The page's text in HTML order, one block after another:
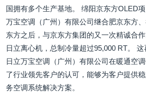
国拥有多个生产基地。 绵阳京东方OLED
万宝空调（广州）有限公司继合肥京东方
东方之后，与京东方集团的又一次精诚合
日立离心机，总制冷量超过95,000 RT。
日立万宝空调（广州）有限公司在暖通空
了行业领先客户的认可，能够为客户提供
务空调系统解决方案。